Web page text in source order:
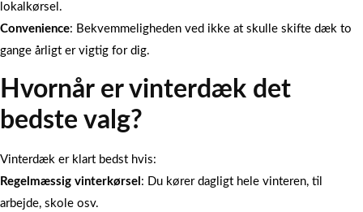
lokalkørsel.
Convenience: Bekvemmeligheden ved ikke at skulle skifte dæk to
gange årligt er vigtig for dig.
Hvornår er vinterdæk det
bedste valg?
Vinterdæk er klart bedst hvis:
Regelmæssig vinterkørsel : Du kører dagligt hele vinteren, til
arbejde, skole osv.